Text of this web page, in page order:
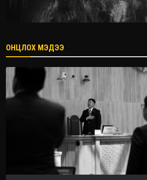
2026.08.08
ОНЦЛОХ МЭДЭЭ